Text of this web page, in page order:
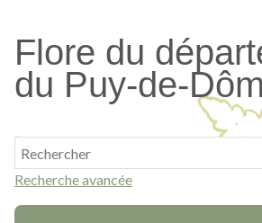
contenu
principal
Flore du
du Puy-de-
Recherche avancée